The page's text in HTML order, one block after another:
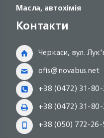
Масла, автохімія
Контакти
Черкаси, вул.
ofis@novabus.net
+38 (0472) 31-
+38 (0472) 31-
+38 (050) 772-